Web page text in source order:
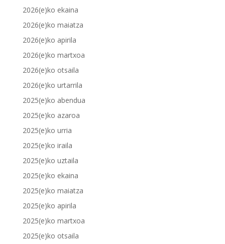
2026(e)ko ekaina
2026(e)ko maiatza
2026(e)ko apirila
2026(e)ko martxoa
2026(e)ko otsaila
2026(e)ko urtarrila
2025(e)ko abendua
2025(e)ko azaroa
2025(e)ko urria
2025(e)ko iraila
2025(e)ko uztaila
2025(e)ko ekaina
2025(e)ko maiatza
2025(e)ko apirila
2025(e)ko martxoa
2025(e)ko otsaila